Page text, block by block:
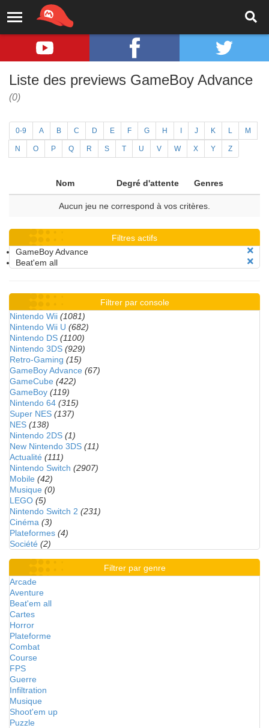
Liste des previews GameBoy Advance
(0)
0-9 A B C D E F G H J K L M
N O P Q R S T U V W X Y Z
Nom Degré d'attente Genres
Aucun jeu ne correspond à vos critères.
Filtres actifs
GameBoy Advance
Beat'em all
Filtrer par console
Nintendo Wii (1081)
Nintendo Wii U (682)
Nintendo DS (1100)
Nintendo 3DS (929)
Retro-Gaming (15)
GameBoy Advance (67)
GameCube (422)
GameBoy (119)
Nintendo 64 (315)
Super NES (137)
NES (138)
Nintendo 2DS (1)
New Nintendo 3DS (11)
Actualité (111)
Nintendo Switch (2907)
Mobile (42)
Musique (0)
LEGO (5)
Nintendo Switch 2 (231)
Cinéma (3)
Plateformes (4)
Société (2)
Filtrer par genre
Arcade
Aventure
Beat'em all
Cartes
Horror
Plateforme
Combat
Course
FPS
Guerre
Infiltration
Musique
Shoot'em up
Puzzle